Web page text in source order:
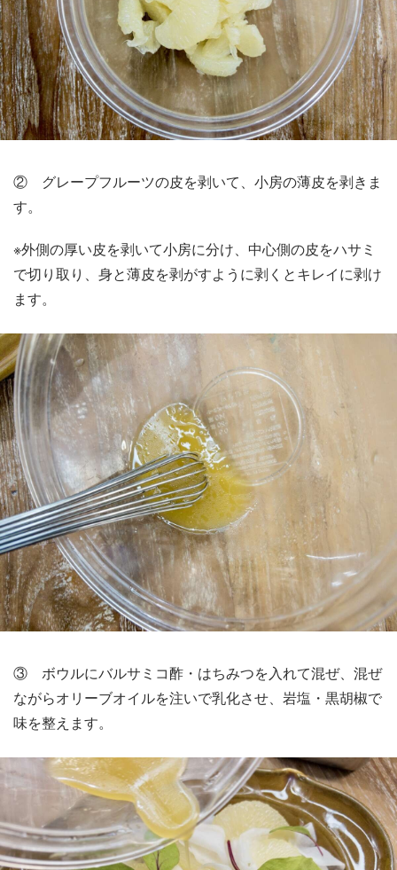
② グレープフルーツの皮を剥いて、小房の薄皮を剥きま
す。
※外側の厚い皮を剥いて小房に分け、中心側の皮をハサミ
で切り取り、身と薄皮を剥がすように剥くとキレイに剥け
ます。
③ ボウルにバルサミコ酢・はちみつを入れて混ぜ、混ぜ
ながらオリーブオイルを注いで乳化させ、岩塩・黒胡椒で
味を整えます。